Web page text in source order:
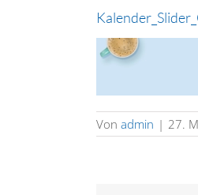
Von admin | 27.